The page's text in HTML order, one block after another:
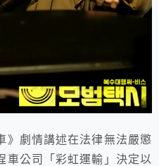
》劇情講述在法律無法嚴懲
車公司「彩虹運輸」決定以